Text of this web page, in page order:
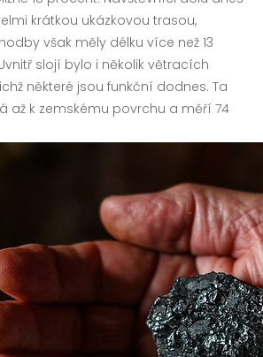
krátkou ukázkovou trasou,
však měly délku více než 13
slojí bylo i několik větracích
některé jsou funkční dodnes. Ta
až k zemskému povrchu a měří 74